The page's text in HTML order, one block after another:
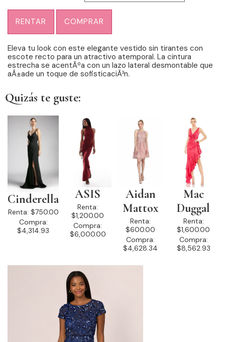
RENTAR COMPRAR
Eleva tu look con este elegante vestido sin tirantes con
escote recto para un atractivo atemporal. La cintura
estrecha se acentÃºa con un lazo lateral desmontable que
aÃ±ade un toque de sofisticaciÃ³n.
Quizás te guste:
Cinderella
Renta: $750.00
Compra:
$4,314.93
ASIS
Renta:
$1,200.00
Compra:
$6,000.00
Aidan
Mattox
Renta:
$600.00
Compra:
$4,628.34
Mac
Duggal
Renta:
$1,600.00
Compra:
$8,562.93